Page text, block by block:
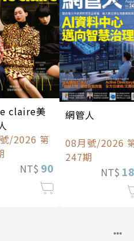
claire美
/2026 第
NT$ 90
網管人
08月號/2026
247期
NT$